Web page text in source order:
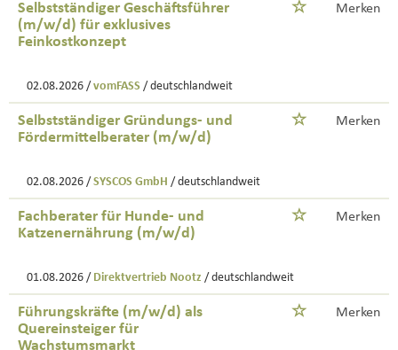
Selbstständiger Geschäftsführer
(m/w/d) für exklusives
Feinkostkonzept
Merken
02.08.2026 / vomFASS / deutschlandweit
Selbstständiger Gründungs- und
Fördermittelberater (m/w/d)
Merken
02.08.2026 / SYSCOS GmbH / deutschlandweit
Fachberater für Hunde- und
Katzenernährung (m/w/d)
Merken
01.08.2026 / Direktvertrieb Nootz / deutschlandweit
Führungskräfte (m/w/d) als
Quereinsteiger für
Wachstumsmarkt
Merken